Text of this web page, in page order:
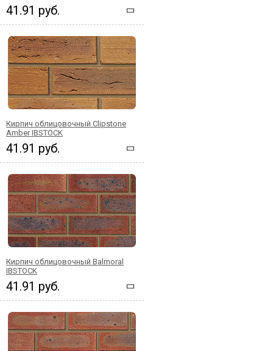
41.91 руб.
Кирпич облицовочный Clipstone
Amber IBSTOCK
41.91 руб.
Кирпич облицовочный Balmoral
IBSTOCK
41.91 руб.